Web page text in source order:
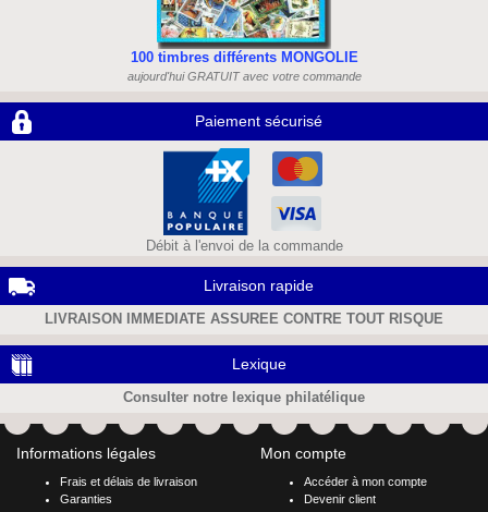
100 timbres différents MONGOLIE
aujourd'hui GRATUIT avec votre commande
Paiement sécurisé
Débit à l'envoi de la commande
Livraison rapide
LIVRAISON IMMEDIATE ASSUREE CONTRE TOUT RISQUE
Lexique
Consulter notre lexique philatélique
Informations légales
Frais et délais de livraison
Garanties
Mon compte
Accéder à mon compte
Devenir client